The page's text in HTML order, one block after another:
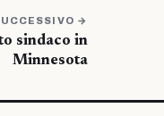
→
sindaco in
Minnesota